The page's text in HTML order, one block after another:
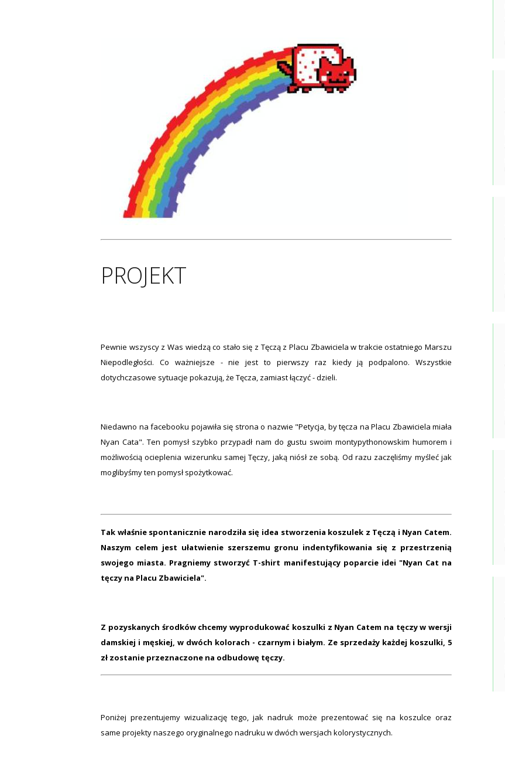
PROJEKT
Pewnie wszyscy z Was wiedzą co stało się z Tęczą z Placu Zbawiciela w trakcie ostatniego Marszu
Niepodległości. Co ważniejsze - nie jest to pierwszy raz kiedy ją podpalono. Wszystkie
dotychczasowe sytuacje pokazują, że Tęcza, zamiast łączyć - dzieli.
Niedawno na facebooku pojawiła się strona o nazwie "Petycja, by tęcza na Placu Zbawiciela miała
Nyan Cata". Ten pomysł szybko przypadł nam do gustu swoim montypythonowskim humorem i
możliwością ocieplenia wizerunku samej Tęczy, jaką niósł ze sobą. Od razu zaczęliśmy myśleć jak
moglibyśmy ten pomysł spożytkować.
Tak właśnie spontanicznie narodziła się idea stworzenia koszulek z Tęczą i Nyan Catem.
Naszym celem jest ułatwienie szerszemu gronu indentyfikowania się z przestrzenią
swojego miasta. Pragniemy stworzyć T-shirt manifestujący poparcie idei "Nyan Cat na
tęczy na Placu Zbawiciela".
Z pozyskanych środków chcemy wyprodukować koszulki z Nyan Catem na tęczy w wersji
damskiej i męskiej, w dwóch kolorach - czarnym i białym. Ze sprzedaży każdej koszulki, 5
zł zostanie przeznaczone na odbudowę tęczy.
Poniżej prezentujemy wizualizację tego, jak nadruk może prezentować się na koszulce oraz
same projekty naszego oryginalnego nadruku w dwóch wersjach kolorystycznych.